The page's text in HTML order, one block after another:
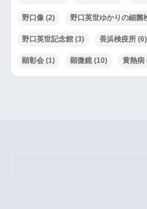
野口像(2) 野口英世ゆかりの細菌
野口英世記念館(3) 長浜検疫所(6)
顕彰会(1) 顕微鏡(10) 黄熱病